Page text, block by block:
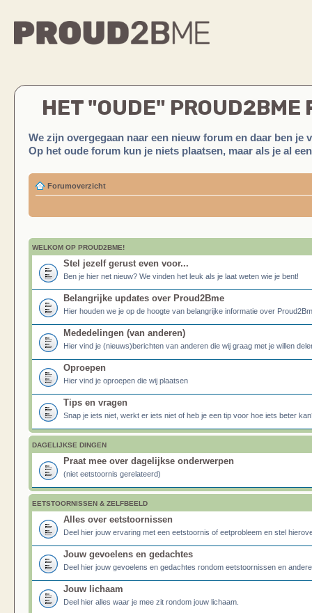
HET "OUDE" PROUD2BME
We zijn overgegaan naar een nieuw forum en daar ben je
Op het oude forum kun je niets plaatsen, maar als je al
Forumoverzicht
WELKOM OP PROUD2BME!
Stel jezelf gerust even voor...
Ben je hier net nieuw? We vinden het leuk als je laat weten wie je bent!
Belangrijke updates over Proud2Bme
Hier houden we je op de hoogte van belangrijke informatie over
Mededelingen (van anderen)
Hier vind je (nieuws)berichten van anderen die wij graag met je willen
Oproepen
Hier vind je oproepen die wij plaatsen
Tips en vragen
Snap je iets niet, werkt er iets niet of heb je een tip voor hoe iets beter
DAGELIJKSE DINGEN
Praat mee over dagelijkse onderwerpen
(niet eetstoornis gerelateerd)
EETSTOORNISSEN & ZELFBEELD
Alles over eetstoornissen
Deel hier jouw ervaring met een eetstoornis of eetprobleem en stel
Jouw gevoelens en gedachtes
Deel hier jouw gevoelens en gedachtes rondom eetstoornissen en
Jouw lichaam
Deel hier alles waar je mee zit rondom jouw lichaam.